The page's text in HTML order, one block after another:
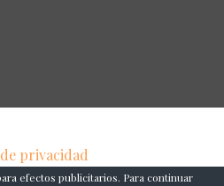
privacidad
efectos publicitarios. Para continuar